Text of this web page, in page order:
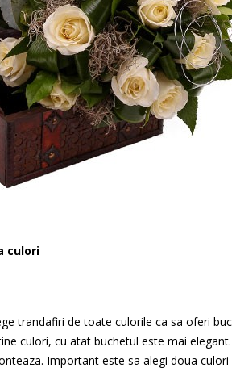
culori
trandafiri de toate culorile ca sa oferi
culori, cu atat buchetul este mai
Important este sa alegi doua